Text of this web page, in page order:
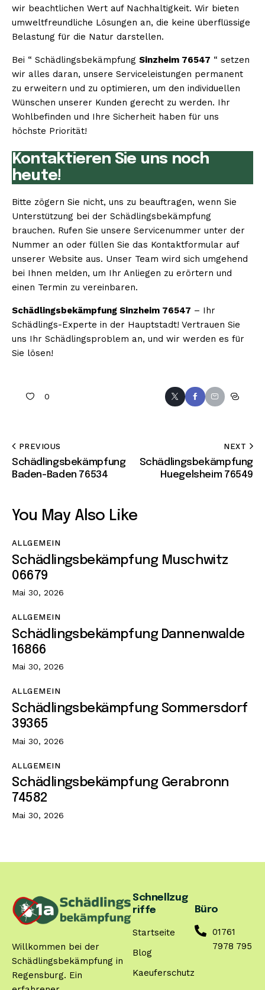
wir beachtlichen Wert auf Nachhaltigkeit. Wir bieten
umweltfreundliche Lösungen an, die keine überflüssige
Belastung für die Natur darstellen.
Bei “ Schädlingsbekämpfung Sinzheim 76547 “ setzen
wir alles daran, unsere Serviceleistungen permanent
zu erweitern und zu optimieren, um den individuellen
Wünschen unserer Kunden gerecht zu werden. Ihr
Wohlbefinden und Ihre Sicherheit haben für uns
höchste Priorität!
Kontaktieren Sie uns noch
heute!
Bitte zögern Sie nicht, uns zu beauftragen, wenn Sie
Unterstützung bei der Schädlingsbekämpfung
brauchen. Rufen Sie unsere Servicenummer unter der
Nummer an oder füllen Sie das Kontaktformular auf
unserer Website aus. Unser Team wird sich umgehend
bei Ihnen melden, um Ihr Anliegen zu erörtern und
einen Termin zu vereinbaren.
Schädlingsbekämpfung Sinzheim 76547 – Ihr
Schädlings-Experte in der Hauptstadt! Vertrauen Sie
uns Ihr Schädlingsproblem an, und wir werden es für
Sie lösen!
0
PREVIOUS
Schädlingsbekämpfung
Baden-Baden 76534
NEXT
Schädlingsbekämpfung
Huegelsheim 76549
You May Also Like
ALLGEMEIN
Schädlingsbekämpfung Muschwitz
06679
Mai 30, 2026
ALLGEMEIN
Schädlingsbekämpfung Dannenwalde
16866
Mai 30, 2026
ALLGEMEIN
Schädlingsbekämpfung Sommersdorf
39365
Mai 30, 2026
ALLGEMEIN
Schädlingsbekämpfung Gerabronn
74582
Mai 30, 2026
Willkommen bei der
Schädlingsbekämpfung in
Regensburg. Ein
Schnellzug
riffe
Startseite
Blog
Kaeuferschutz
Büro
01761
7978 795